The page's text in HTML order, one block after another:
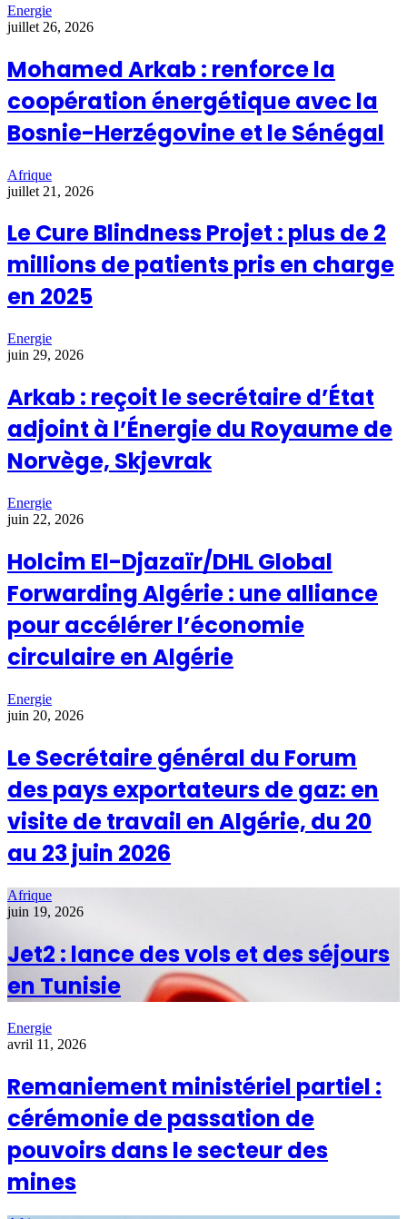
Energie
juillet 26, 2026
Mohamed Arkab : renforce la
coopération énergétique avec la
Bosnie-Herzégovine et le Sénégal
Afrique
juillet 21, 2026
Le Cure Blindness Projet : plus de 2
millions de patients pris en charge
en 2025
Energie
juin 29, 2026
Arkab : reçoit le secrétaire d’État
adjoint à l’Énergie du Royaume de
Norvège, Skjevrak
Energie
juin 22, 2026
Holcim El-Djazaïr/DHL Global
Forwarding Algérie : une alliance
pour accélérer l’économie
circulaire en Algérie
Energie
juin 20, 2026
Le Secrétaire général du Forum
des pays exportateurs de gaz: en
visite de travail en Algérie, du 20
au 23 juin 2026
Afrique
juin 19, 2026
Jet2 : lance des vols et des séjours
en Tunisie
Energie
avril 11, 2026
Remaniement ministériel partiel :
cérémonie de passation de
pouvoirs dans le secteur des
mines